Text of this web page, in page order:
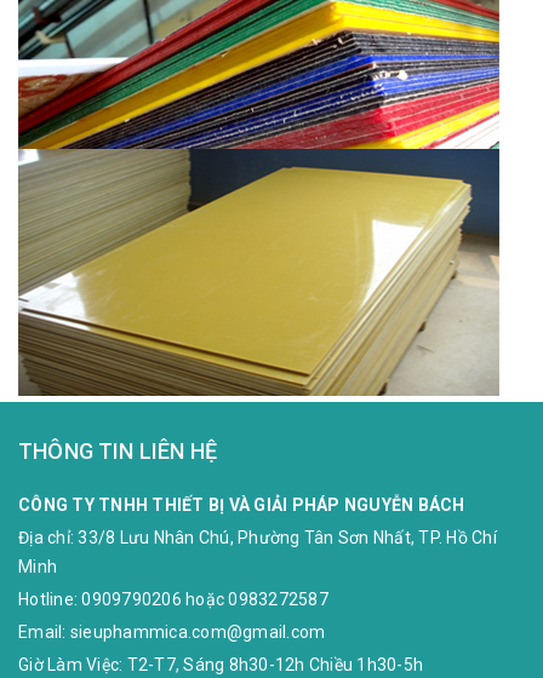
THÔNG TIN LIÊN HỆ
CÔNG TY TNHH THIẾT BỊ VÀ GIẢI PHÁP NGUYỄN BÁCH
Địa chỉ:33/8 Lưu Nhân Chú, Phường Tân Sơn Nhất, TP. Hồ Chí
Minh
Hotline:0909790206 hoặc0983272587
Email: sieuphammica.com@gmail.com
Giờ Làm Việc: T2-T7, Sáng 8h30-12h Chiều 1h30-5h